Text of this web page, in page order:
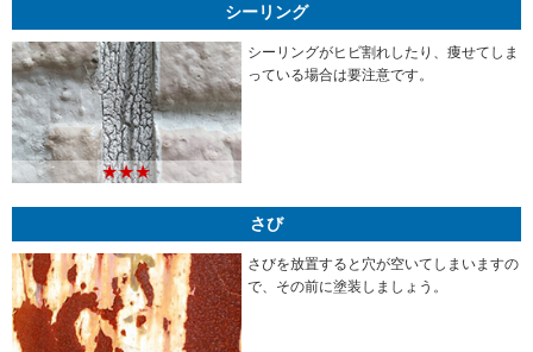
シーリング
★★★
シーリングがヒビ割れしたり、痩せてしま
っている場合は要注意です。
さび
さびを放置すると穴が空いてしまいますの
で、その前に塗装しましょう。